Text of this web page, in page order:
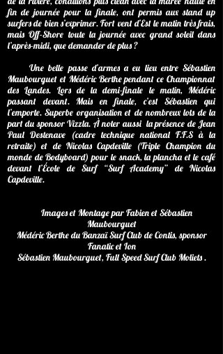
fin de journée pour la finale, ont permis aux stand up
surfers de bien s’exprimer. Fort vent d’Est le matin très frais,
mais Off-Shore toute la journée avec grand soleil dans
l’après-midi, que demander de plus ?
Une belle passe d’armes a eu lieu entre Sébastien
Maubourguet et Médéric Berthe pendant ce Championnat
des Landes. Lors de la demi-finale le matin, Médéric
passant devant. Mais en finale, c’est Sébastien qui
l’emporte. Superbe organisation et de nombreux lots de la
part du sponsor Vizzla. À noter aussi la présence de Jean
Paul Destenave (cadre technique national F.F.S à la
retraite) et de Nicolas Capdeville (Triple Champion du
monde de Bodyboard) pour le snack, la plancha et le café
devant l’École de Surf “Surf Academy” de Nicolas
Capdeville.
Images et Montage par Fabien et Sébastien
Maubourguet
Médéric Berthe du Banzaï Surf Club de Contis, sponsor
Fanatic et Ion
Sébastien Maubourguet, Full Speed Surf Club Moliets .